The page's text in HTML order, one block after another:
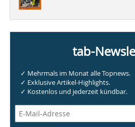
tab-
✓ Mehrmals im Monat alle Topnews.
✓ Exklusive Artikel-Highlights.
✓ Kostenlos und jederzeit kündbar.